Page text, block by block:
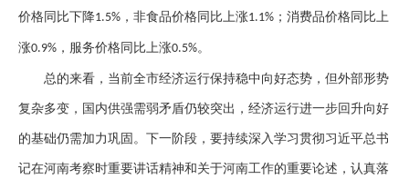
价格同比下降1.5% ，非食品价格同比上涨1.1% ；消费品价格同比上
涨0.9% ，服务价格同比上涨0.5%。
总的来看，当前全市经济运行保持稳中向好态势，但外部形势
复杂多变，国内供强需弱矛盾仍较突出，经济运行进一步回升向好
的基础仍需加力巩固。下一阶段，要持续深入学习贯彻习近平总书
记在河南考察时重要讲话精神和关于河南工作的重要论述，认真落